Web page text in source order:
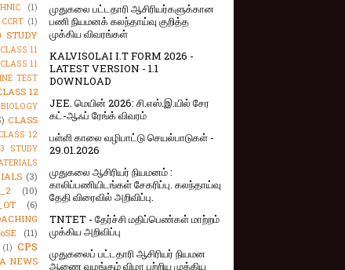
(1)
CCRT (1)
STUDY
CLASS 11
CLASS 11
TEST
12
CLASS
12
STUDY
(3)
(10)
(6)
(11)
(1) CPS
NEWS
முதுகலை பட்டதாரி ஆசிரியர்களுக்கான
பணி நியமனக் கலந்தாய்வு குறித்த
முக்கிய விவரங்கள்
KALVISOLAI I.T FORM 2026 -
LATEST VERSION - 1.1
DOWNLOAD
JEE. மெயின் 2026: சி.எஸ்.இ.யில் சேர
கட்-ஆஃப் ரேங்க் விவரம்
பள்ளி காலை வழிபாட்டு செயல்பாடுகள் -
29.01.2026
முதுகலை ஆசிரியர் நியமனம் :
காலிப்பணியிடங்கள் சேகரிப்பு. கலந்தாய்வு
தேதி விரைவில் அறிவிப்பு.
TNTET - தேர்ச்சி மதிப்பெண்கள் மாற்றம்
முக்கிய அறிவிப்பு
முதுகலைப் பட்டதாரி ஆசிரியர் நியமன
ஆணை வழங்கும் விழா பற்றிய முக்கிய